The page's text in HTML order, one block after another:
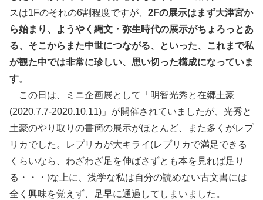
スは1Fのそれの6割程度ですが、 2Fの展示はまず大津宮か
ら始まり、ようやく縄文・弥生時代の展示がちょろっとあ
る、そこからまた中世につながる、といった、これまで私
が観た中では非常に珍しい、思い切った構成になっていま
す。
この日は、ミニ企画展として「明智光秀と在郷土豪
(2020.7.7-2020.10.11)」が開催されていましたが、光秀と
土豪のやり取りの書簡の展示がほとんど、また多くがレプ
リカでした。レプリカが大キライ(レプリカで満足できる
くらいなら、わざわざ足を伸ばさずとも本を見れば足り
る・・・)な上に、浅学な私は自分の読めない古文書には
全く興味を覚えず、足早に通過してしまいました。